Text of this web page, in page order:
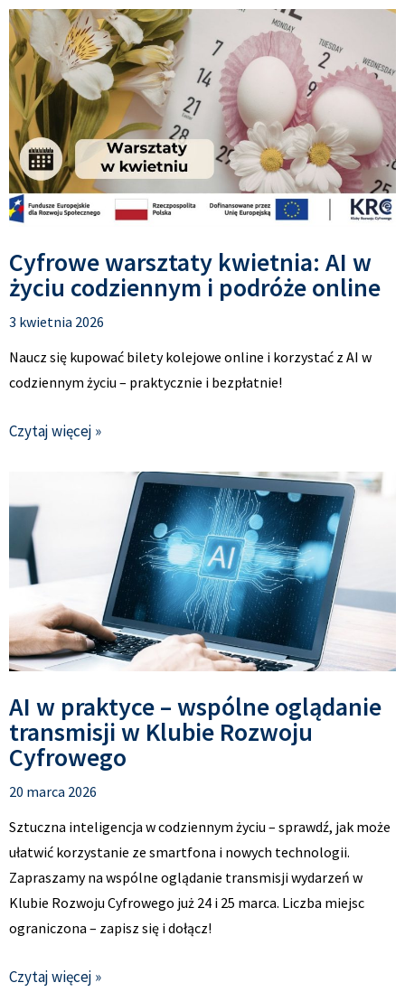
Cyfrowe warsztaty kwietnia: AI w
życiu codziennym i podróże online
3 kwietnia 2026
Naucz się kupować bilety kolejowe online i korzystać z AI w
codziennym życiu – praktycznie i bezpłatnie!
Czytaj więcej »
AI w praktyce – wspólne oglądanie
transmisji w Klubie Rozwoju
Cyfrowego
20 marca 2026
Sztuczna inteligencja w codziennym życiu – sprawdź, jak może
ułatwić korzystanie ze smartfona i nowych technologii.
Zapraszamy na wspólne oglądanie transmisji wydarzeń w
Klubie Rozwoju Cyfrowego już 24 i 25 marca. Liczba miejsc
ograniczona – zapisz się i dołącz!
Czytaj więcej »